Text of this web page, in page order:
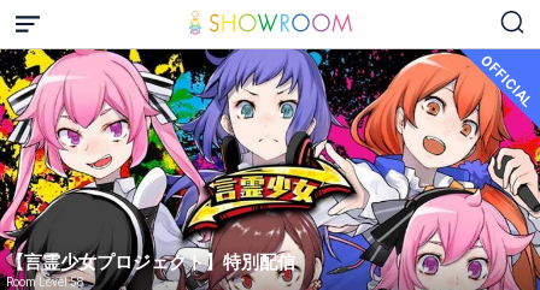
OFFICIAL
【言霊少女プロジェクト】特別配信
Room Level 58